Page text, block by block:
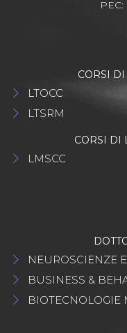
PEC:
CORSI
LTOCC
LTSRM
CORSI DI
LMSCC
NEUROSCIENZE
BUSINESS &
BIOTECNOLOGIE